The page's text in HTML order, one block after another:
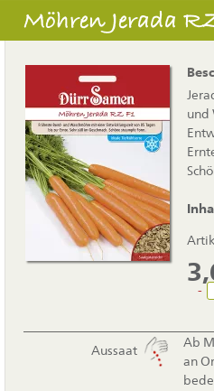
Möhren Jerada
und
-
Aussaat
Ab
an